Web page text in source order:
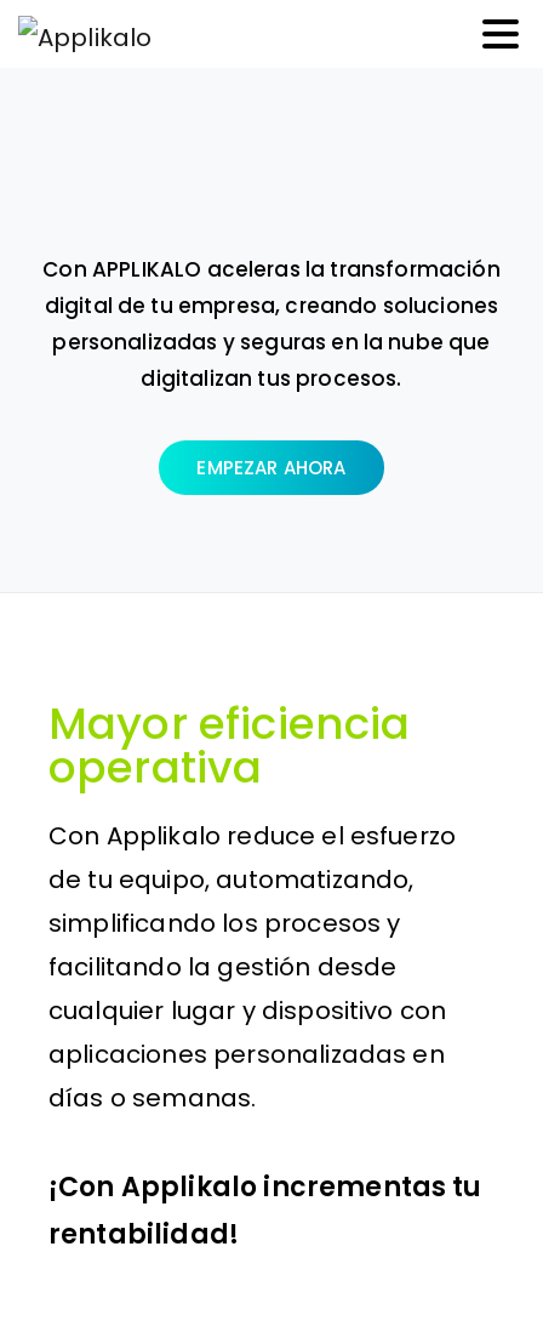
Con APPLIKALO aceleras la transformación
digital de tu empresa, creando soluciones
personalizadas y seguras en la nube que
digitalizan tus procesos.
EMPEZAR AHORA
Mayor eficiencia
operativa
Con Applikalo reduce el esfuerzo
de tu equipo, automatizando,
simplificando los procesos y
facilitando la gestión desde
cualquier lugar y dispositivo con
aplicaciones personalizadas en
días o semanas.
¡Con Applikalo incrementas tu
rentabilidad!